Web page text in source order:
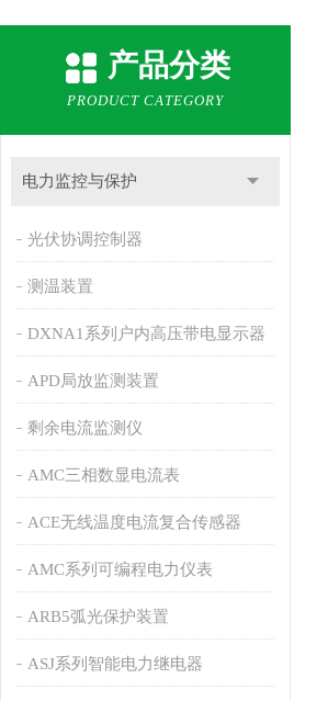
产品分类
PRODUCT CATEGORY
电力监控与保护
光伏协调控制器
测温装置
DXNA1系列户内高压带电显示器
APD局放监测装置
剩余电流监测仪
AMC三相数显电流表
ACE无线温度电流复合传感器
AMC系列可编程电力仪表
ARB5弧光保护装置
ASJ系列智能电力继电器